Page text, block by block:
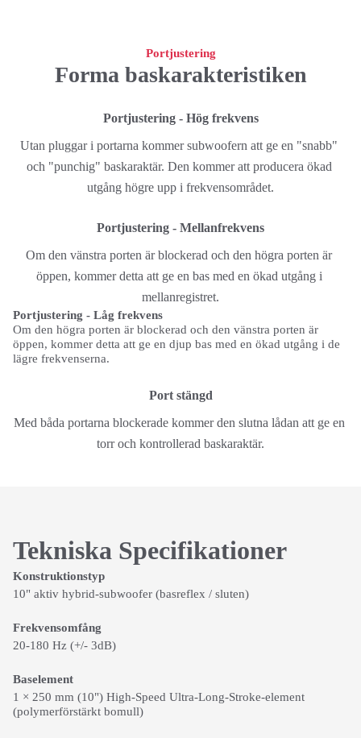
Portjustering
Forma baskarakteristiken
Portjustering - Hög frekvens
Utan pluggar i portarna kommer subwoofern att ge en "snabb"
och "punchig" baskaraktär. Den kommer att producera ökad
utgång högre upp i frekvensområdet.
Portjustering - Mellanfrekvens
Om den vänstra porten är blockerad och den högra porten är
öppen, kommer detta att ge en bas med en ökad utgång i
mellanregistret.
Portjustering - Låg frekvens
Om den högra porten är blockerad och den vänstra porten är
öppen, kommer detta att ge en djup bas med en ökad utgång i de
lägre frekvenserna.
Port stängd
Med båda portarna blockerade kommer den slutna lådan att ge en
torr och kontrollerad baskaraktär.
Tekniska Specifikationer
Konstruktionstyp
10" aktiv hybrid-subwoofer (basreflex / sluten)
Frekvensomfång
20-180 Hz (+/- 3dB)
Baselement
1 × 250 mm (10") High-Speed Ultra-Long-Stroke-element
(polymerförstärkt bomull)